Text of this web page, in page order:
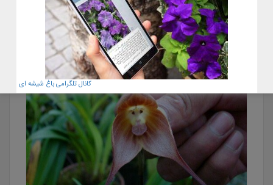
کشف خواهد شد..
کانال تلگرامی باغ شیشه ای